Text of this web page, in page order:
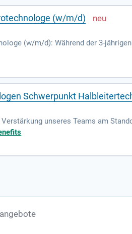
(w/m/d)
(w/m/d): Während der 3-
Großem wird.
Schwerpunkt
unseres Teams am
Deine Aufgaben: Als